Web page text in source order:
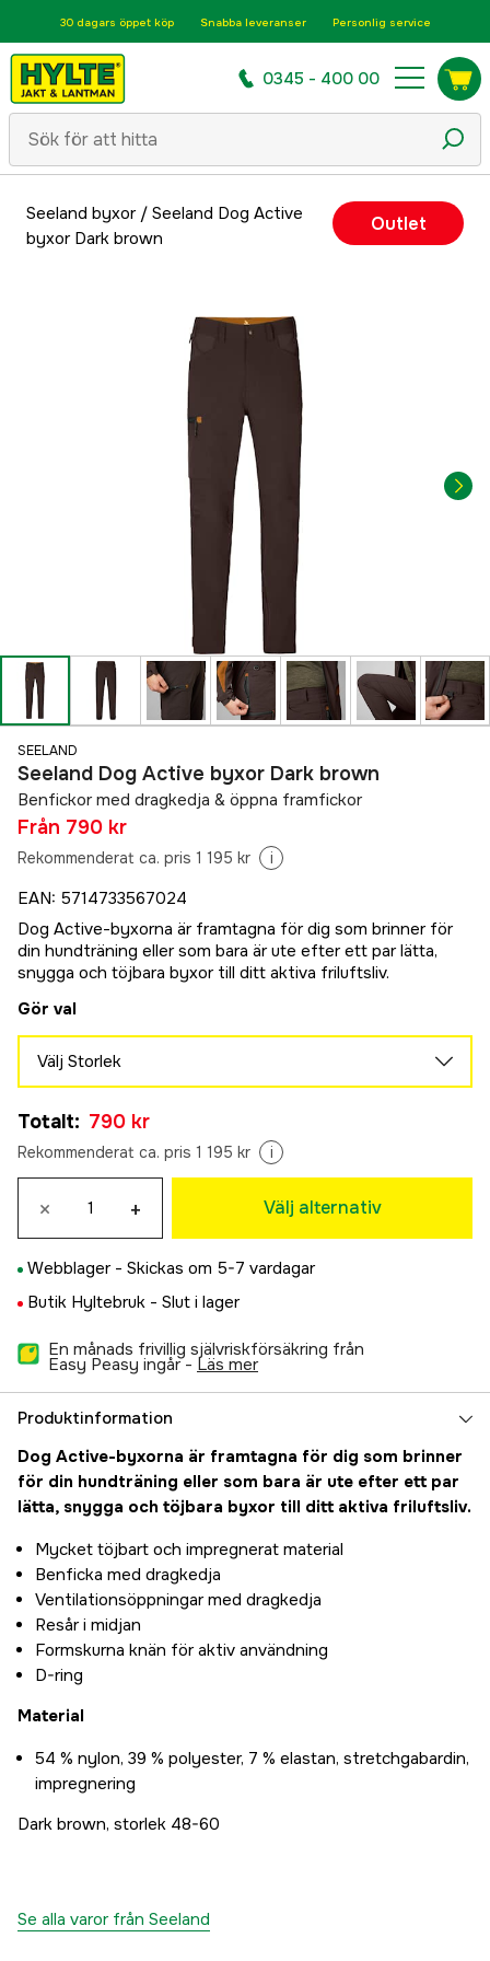
30 dagars öppet köp Snabba leveranser Personlig service
0345 - 400 00
Seeland byxor/ Seeland Dog Active
byxor Dark brown
Outlet
SEELAND
Seeland Dog Active byxor Dark brown
Benfickor med dragkedja & öppna framfickor
Från 790 kr
Rekommenderat ca. pris 1 195 kr i
EAN: 5714733567024
Dog Active-byxorna är framtagna för dig som brinner för
din hundträning eller som bara är ute efter ett par lätta,
snygga och töjbara byxor till ditt aktiva friluftsliv.
Gör val
Välj Storlek
790 kr
50
790 kr
790 kr
56
58
969 kr
60
969 kr
Totalt: 790 kr
Rekommenderat ca. pris 1 195 kr i
× + Välj alternativ
Webblager - Skickas om 5-7 vardagar
Butik Hyltebruk - Slut i lager
En månads frivillig självriskförsäkring från
Easy Peasy ingår - läs mer
Produktinformation
Dog Active-byxorna är framtagna för dig som brinner
för din hundträning eller som bara är ute efter ett par
lätta, snygga och töjbara byxor till ditt aktiva friluftsliv.
Mycket töjbart och impregnerat material
Benficka med dragkedja
Ventilationsöppningar med dragkedja
Resår i midjan
Formskurna knän för aktiv användning
D-ring
Material
54 % nylon, 39 % polyester, 7 % elastan, stretchgabardin,
impregnering
Dark brown, storlek 48-60
Se alla varor från Seeland